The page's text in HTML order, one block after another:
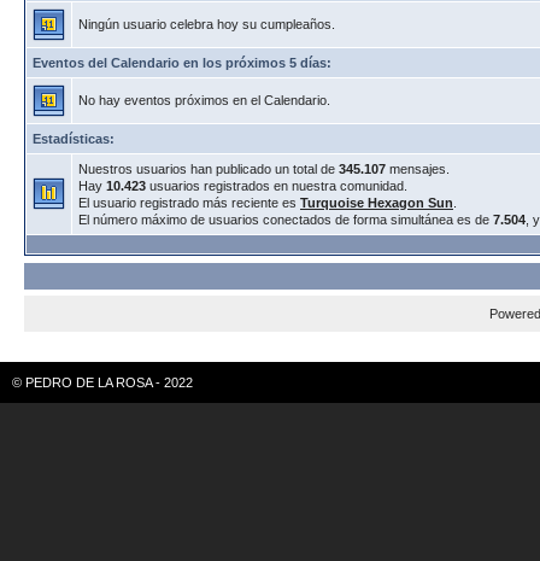
Ningún usuario celebra hoy su cumpleaños.
Eventos del Calendario en los próximos 5 días:
No hay eventos próximos en el Calendario.
Estadísticas:
Nuestros usuarios han publicado un total de 345.107 mensajes.
Hay 10.423 usuarios registrados en nuestra comunidad.
El usuario registrado más reciente es Turquoise Hexagon Sun
El número máximo de usuarios conectados de forma simultánea es de 7.504 ,
© PEDRO DE LA ROSA - 2022